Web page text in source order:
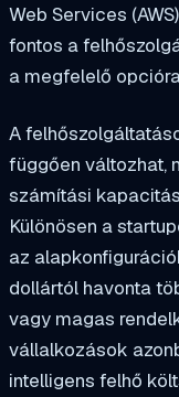
Web Services
fontos a
a megfelelő
A
függően változhat,
számítási
Különösen a
az
dollártól havonta
vagy magas
vállalkozások
intelligens felhő